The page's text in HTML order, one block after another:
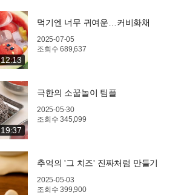
12:13
먹기엔 너무 귀여운…커비화채
2025-07-05
조회수689,637
19:37
극한의 소꿉놀이 팀플
2025-05-30
조회수345,099
추억의 '그 치즈' 진짜처럼 만들기
2025-05-03
조회수399,900